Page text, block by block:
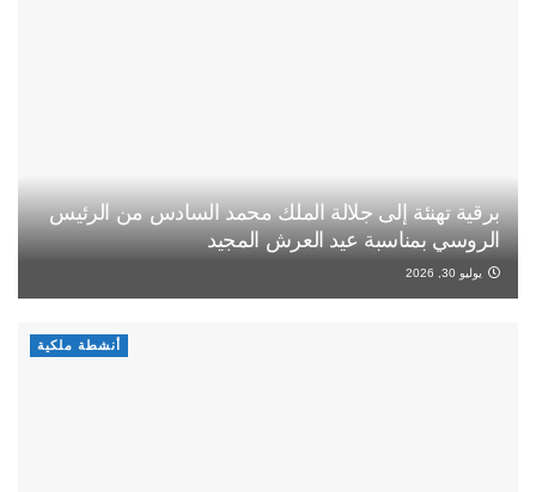
برقية تهنئة إلى جلالة الملك محمد السادس من الرئيس
الروسي بمناسبة عيد العرش المجيد
يوليو 30, 2026
أنشطة ملكية